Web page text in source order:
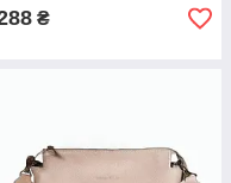
₴